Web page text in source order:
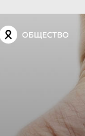
ОБЩЕСТВО